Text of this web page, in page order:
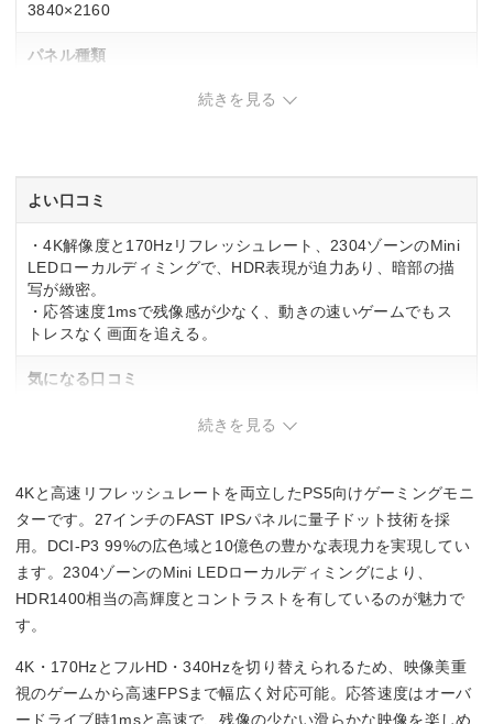
3840×2160
パネル種類
340 Hz(4K mode)
170 Hz(Full HD)
応答速度
通常時：5ms(GtoG)
オーバードライブ時：1ms(GtoG)
入力端子
続きを見る
よい口コミ
・4K解像度と170Hzリフレッシュレート、2304ゾーンのMini
LEDローカルディミングで、HDR表現が迫力あり、暗部の描
写が緻密。
・応答速度1msで残像感が少なく、動きの速いゲームでもス
トレスなく画面を追える。
気になる口コミ
・4K表示時は文字やUIが小さく、Windowsの拡大設定が必要
り、頻繁な切り替えは手間。
続きを見る
4Kと高速リフレッシュレートを両立したPS5向けゲーミングモニ
ターです。27インチのFAST IPSパネルに量子ドット技術を採
用。DCI-P3 99%の広色域と10億色の豊かな表現力を実現してい
ます。2304ゾーンのMini LEDローカルディミングにより、
HDR1400相当の高輝度とコントラストを有しているのが魅力で
す。
4K・170HzとフルHD・340Hzを切り替えられるため、映像美重
視のゲームから高速FPSまで幅広く対応可能。応答速度はオーバ
ードライブ時1msと高速で、残像の少ない滑らかな映像を楽しめ